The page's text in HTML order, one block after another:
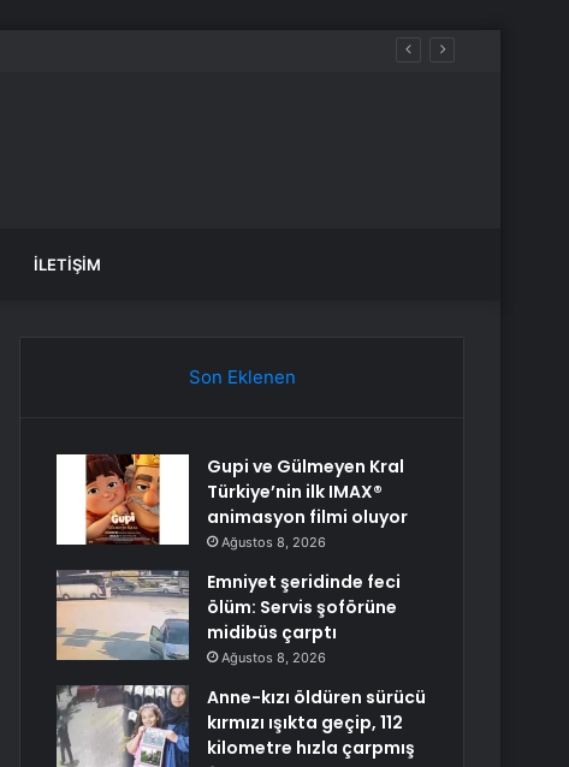
İLETIŞIM
Son Eklenen
Gupi ve Gülmeyen Kral
Türkiye’nin ilk IMAX®
animasyon filmi oluyor
Ağustos 8, 2026
Emniyet şeridinde feci
ölüm: Servis şoförüne
midibüs çarptı
Ağustos 8, 2026
Anne-kızı öldüren sürücü
kırmızı ışıkta geçip, 112
kilometre hızla çarpmış